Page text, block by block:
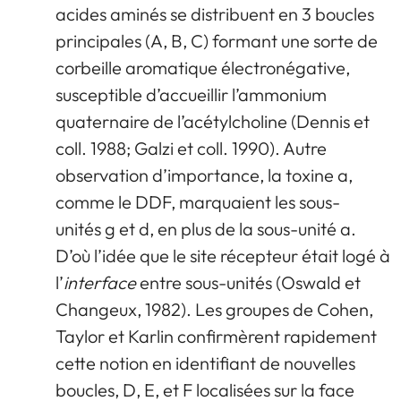
acides aminés se distribuent en 3 boucles
principales (A, B, C) formant une sorte de
corbeille aromatique électronégative,
susceptible d’accueillir l’ammonium
quaternaire de l’acétylcholine (Dennis et
coll. 1988; Galzi et coll. 1990). Autre
observation d’importance, la toxine a,
comme le DDF, marquaient les sous-
unités g et d, en plus de la sous-unité a.
D’où l’idée que le site récepteur était logé à
l’interfaceentre sous-unités (Oswald et
Changeux, 1982). Les groupes de Cohen,
Taylor et Karlin confirmèrent rapidement
cette notion en identifiant de nouvelles
boucles, D, E, et F localisées sur la face